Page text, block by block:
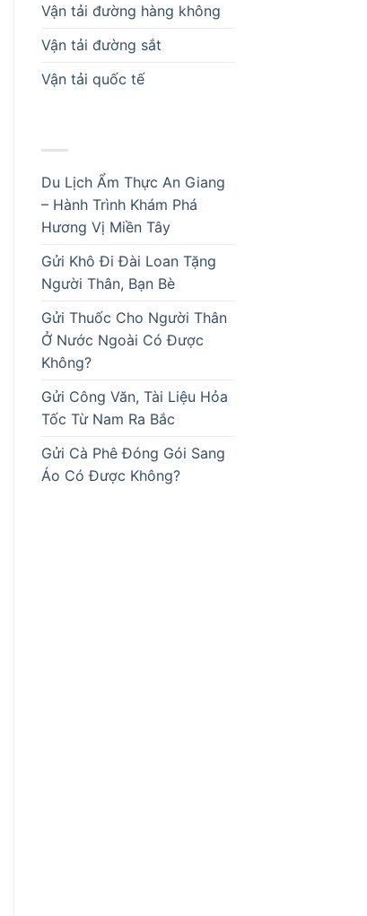
Vận tải đường hàng không
Vận tải đường sắt
Vận tải quốc tế
Du Lịch Ẩm Thực An Giang
– Hành Trình Khám Phá
Hương Vị Miền Tây
Gửi Khô Đi Đài Loan Tặng
Người Thân, Bạn Bè
Gửi Thuốc Cho Người Thân
Ở Nước Ngoài Có Được
Không?
Gửi Công Văn, Tài Liệu Hỏa
Tốc Từ Nam Ra Bắc
Gửi Cà Phê Đóng Gói Sang
Áo Có Được Không?